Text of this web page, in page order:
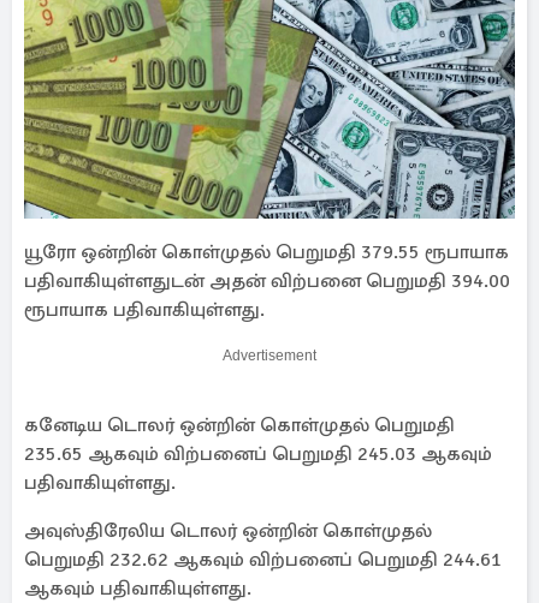
யூரோ ஒன்றின் கொள்முதல் பெறுமதி 379.55 ரூபாயாக
பதிவாகியுள்ளதுடன் அதன் விற்பனை பெறுமதி 394.00
ரூபாயாக பதிவாகியுள்ளது.
Advertisement
கனேடிய டொலர் ஒன்றின் கொள்முதல் பெறுமதி
235.65 ஆகவும் விற்பனைப் பெறுமதி 245.03 ஆகவும்
பதிவாகியுள்ளது.
அவுஸ்திரேலிய டொலர் ஒன்றின் கொள்முதல்
பெறுமதி 232.62 ஆகவும் விற்பனைப் பெறுமதி 244.61
ஆகவும் பதிவாகியுள்ளது.